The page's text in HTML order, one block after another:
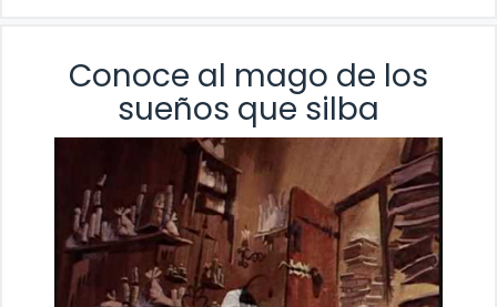
Conoce al mago de los
sueños que silba